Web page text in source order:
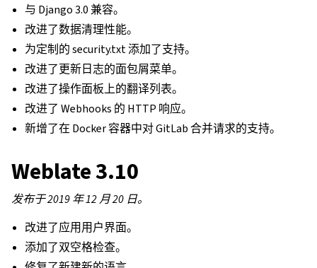
与 Django 3.0 兼容。
改进了数据清理性能。
为定制的 security.txt 添加了支持。
改进了更新日志的面包屑菜单。
改进了操作面板上的翻译列表。
改进了 Webhooks 的 HTTP 响应。
新增了在 Docker 容器中对 GitLab 合并请求的支持。
Weblate 3.10
发布于 2019 年 12 月 20 日。
改进了应用用户界面。
添加了双空格检查。